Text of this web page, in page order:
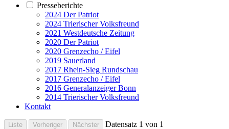
Presseberichte
2024 Der Patriot
2024 Trierischer Volksfreund
2021 Westdeutsche Zeitung
2020 Der Patriot
2020 Grenzecho / Eifel
2019 Sauerland
2017 Rhein-Sieg Rundschau
2017 Grenzecho / Eifel
2016 Generalanzeiger Bonn
2014 Trierischer Volksfreund
Kontakt
Datensatz 1 von 1